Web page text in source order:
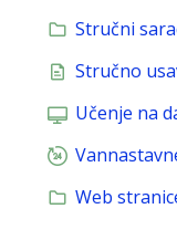
Stručni
Stručno
Učenje na
Web